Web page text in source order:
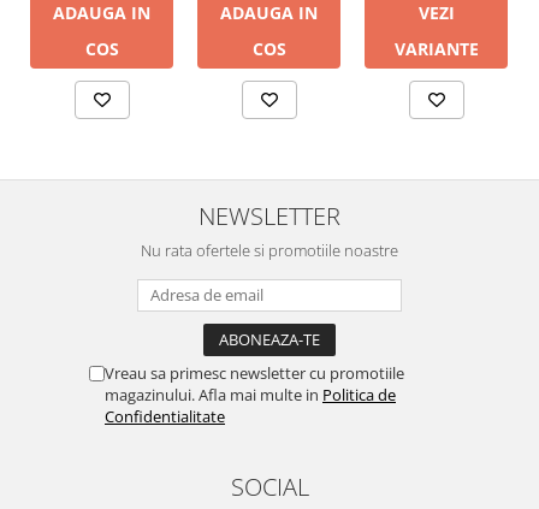
ADAUGA IN
COS
ADAUGA IN
COS
VEZI
VARIANTE
NEWSLETTER
Nu rata ofertele si promotiile noastre
Vreau sa primesc newsletter cu promotiile
magazinului. Afla mai multe in Politica de
Confidentialitate
SOCIAL